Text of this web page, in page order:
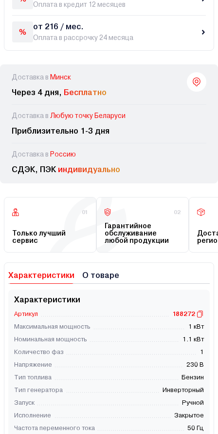
Оплата в кредит 12 месяцев
от 216 / мес.
Оплата в рассрочку 24 месяца
Доставка в Минск
Через 4 дня, Бесплатно
Доставка в Любую точку Беларуси
Приблизительно 1-3 дня
Доставка в Россию
СДЭК, ПЭК индивидуально
01
Только лучший
сервис
02
Гарантийное
обслуживание
любой продукции
Характеристики О товаре
Характеристики
Артикул
188272
Максимальная мощность
1 кВт
Номинальная мощность
1.1 кВт
Количество фаз
1
Напряжение
230 В
Тип топлива
Бензин
Тип генератора
Инверторный
Запуск
Ручной
Исполнение
Закрытое
Частота переменного тока
50 Гц